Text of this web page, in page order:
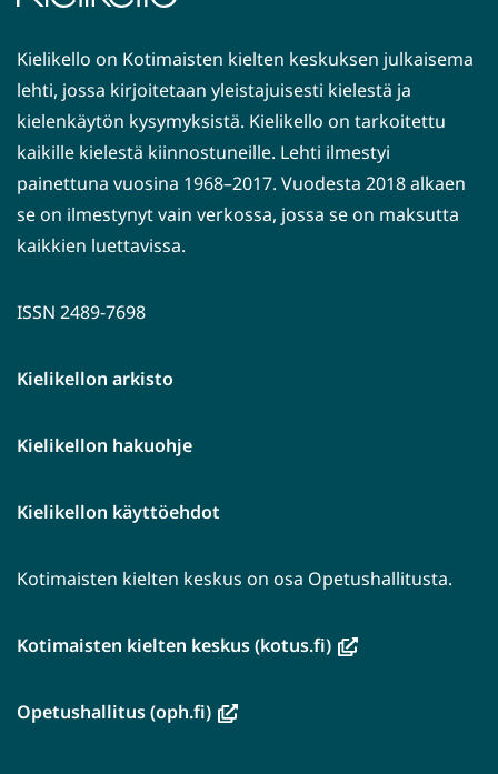
Kielikello on Kotimaisten kielten keskuksen julkaisema
lehti, jossa kirjoitetaan yleistajuisesti kielestä ja
kielenkäytön kysymyksistä. Kielikello on tarkoitettu
kaikille kielestä kiinnostuneille. Lehti ilmestyi
painettuna vuosina 1968–2017. Vuodesta 2018 alkaen
se on ilmestynyt vain verkossa, jossa se on maksutta
kaikkien luettavissa.
ISSN 2489-7698
Kielikellon arkisto
Kielikellon hakuohje
Kielikellon käyttöehdot
Kotimaisten kielten keskus on osa Opetushallitusta.
Kotimaisten kielten keskus (kotus.fi)(avautuu
Opetushallitus (oph.fi)(avautuu